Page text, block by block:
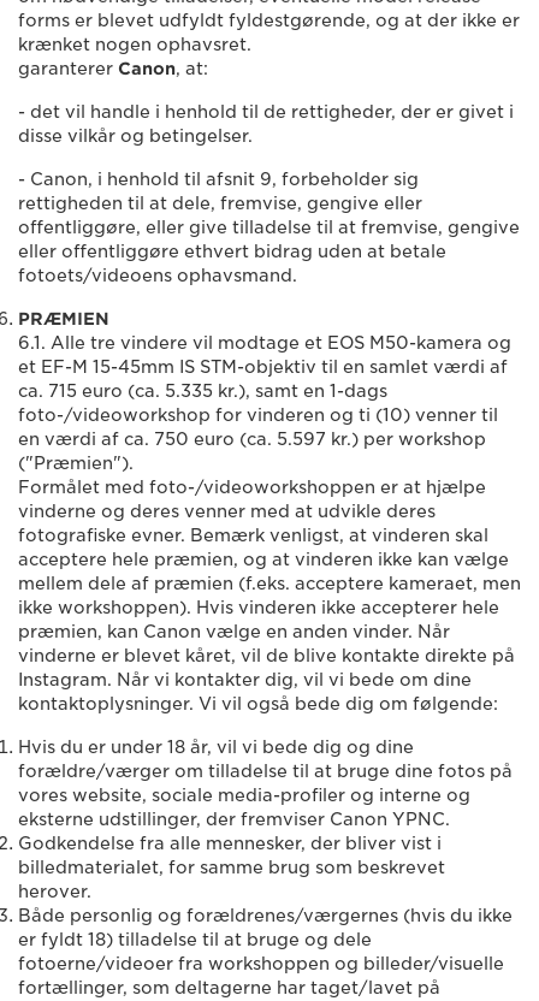
forms er blevet udfyldt fyldestgørende, og at der ikke er
krænket nogen ophavsret.
garanterer Canon, at:
- det vil handle i henhold til de rettigheder, der er givet i
disse vilkår og betingelser.
- Canon, i henhold til afsnit 9, forbeholder sig
rettigheden til at dele, fremvise, gengive eller
offentliggøre, eller give tilladelse til at fremvise, gengive
eller offentliggøre ethvert bidrag uden at betale
fotoets/videoens ophavsmand.
PRÆMIEN
6.1. Alle tre vindere vil modtage et EOS M50-kamera og
et EF-M 15-45mm IS STM-objektiv til en samlet værdi af
ca. 715 euro (ca. 5.335 kr.), samt en 1-dags
foto-/videoworkshop for vinderen og ti (10) venner til
en værdi af ca. 750 euro (ca. 5.597 kr.) per workshop
("Præmien").
Formålet med foto-/videoworkshoppen er at hjælpe
vinderne og deres venner med at udvikle deres
fotografiske evner. Bemærk venligst, at vinderen skal
acceptere hele præmien, og at vinderen ikke kan vælge
mellem dele af præmien (f.eks. acceptere kameraet, men
ikke workshoppen). Hvis vinderen ikke accepterer hele
præmien, kan Canon vælge en anden vinder. Når
vinderne er blevet kåret, vil de blive kontakte direkte på
Instagram. Når vi kontakter dig, vil vi bede om dine
kontaktoplysninger. Vi vil også bede dig om følgende:
Hvis du er under 18 år, vil vi bede dig og dine
forældre/værger om tilladelse til at bruge dine fotos på
vores website, sociale media-profiler og interne og
eksterne udstillinger, der fremviser Canon YPNC.
Godkendelse fra alle mennesker, der bliver vist i
billedmaterialet, for samme brug som beskrevet
herover.
Både personlig og forældrenes/værgernes (hvis du ikke
er fyldt 18) tilladelse til at bruge og dele
fotoerne/videoer fra workshoppen og billeder/visuelle
fortællinger, som deltagerne har taget/lavet på